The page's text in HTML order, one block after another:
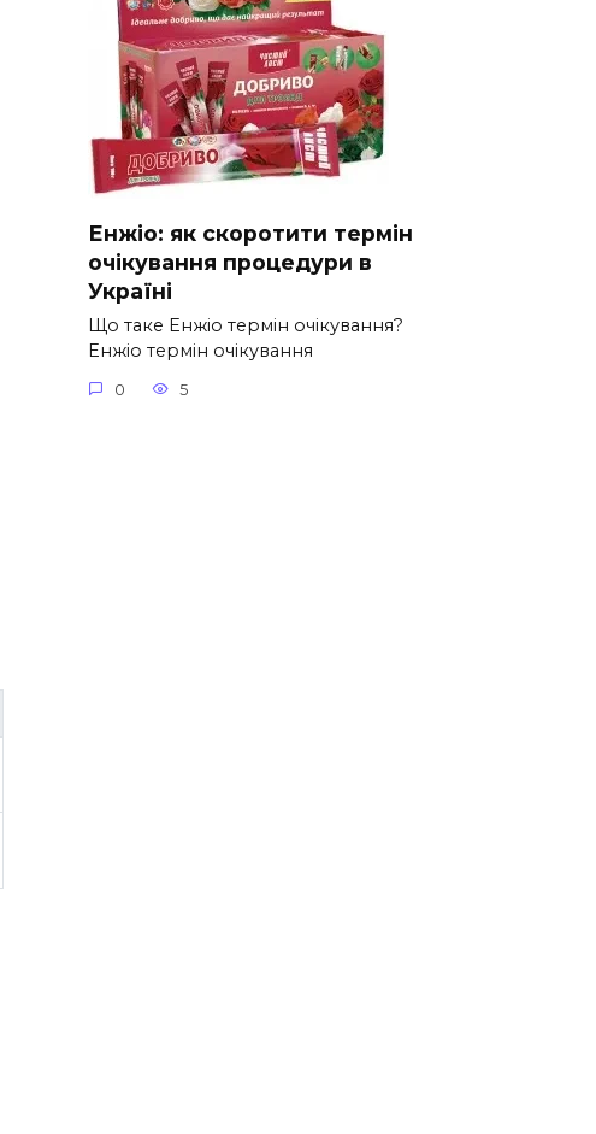
Енжіо: як скоротити термін
очікування процедури в
Україні
Що таке Енжіо термін очікування?
Енжіо термін очікування
0 5